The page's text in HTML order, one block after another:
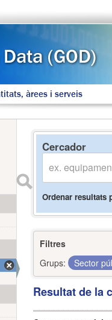
àrees i serveis
Cercador
Ordenar resultats
Filtres
Grups:
Sector
Resultat de la